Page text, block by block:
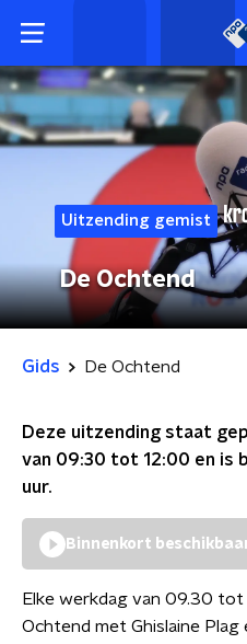
Uitzending gemist
De Ochtend
Gids De Ochtend
Deze uitzending staat
van 09:30 tot 12:00 en is
uur.
Binnenkort
Elke werkdag van 09.30
Ochtend met Ghislaine Plag